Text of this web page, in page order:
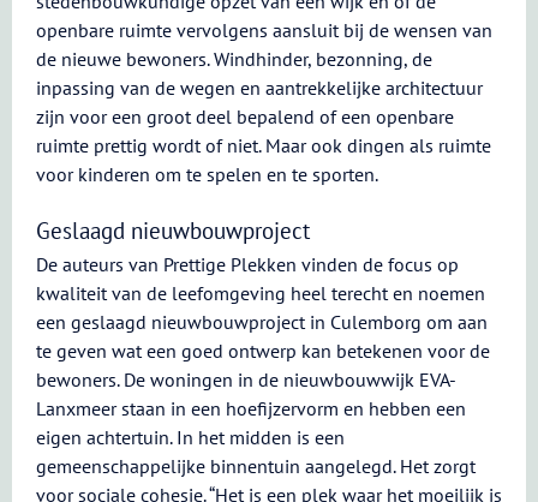
openbare ruimte vervolgens aansluit bij de wensen van
de nieuwe bewoners. Windhinder, bezonning, de
inpassing van de wegen en aantrekkelijke architectuur
zijn voor een groot deel bepalend of een openbare
ruimte prettig wordt of niet. Maar ook dingen als ruimte
voor kinderen om te spelen en te sporten.
Geslaagd nieuwbouwproject
De auteurs van Prettige Plekken vinden de focus op
kwaliteit van de leefomgeving heel terecht en noemen
een geslaagd nieuwbouwproject in Culemborg om aan
te geven wat een goed ontwerp kan betekenen voor de
bewoners. De woningen in de nieuwbouwwijk EVA-
Lanxmeer staan in een hoefijzervorm en hebben een
eigen achtertuin. In het midden is een
gemeenschappelijke binnentuin aangelegd. Het zorgt
voor sociale cohesie. “Het is een plek waar het moeilijk is